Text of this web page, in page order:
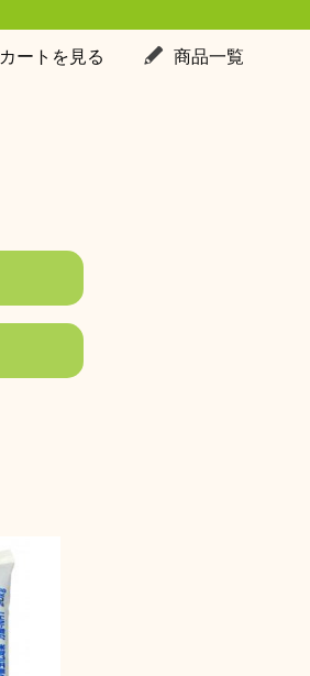
カートを見る 商品一覧